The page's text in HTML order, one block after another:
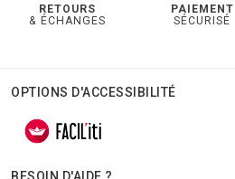
RETOURS
& ÉCHANGES
PAIEMENT
SÉCURISÉ
OPTIONS D'ACCESSIBILITÉ